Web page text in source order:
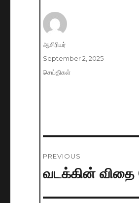
Author
ஆசிரியர்
Posted
on
September 2, 2025
Categories
செய்திகள்
navigation
PREVIOUS
Previous
வடக்கின் விதை